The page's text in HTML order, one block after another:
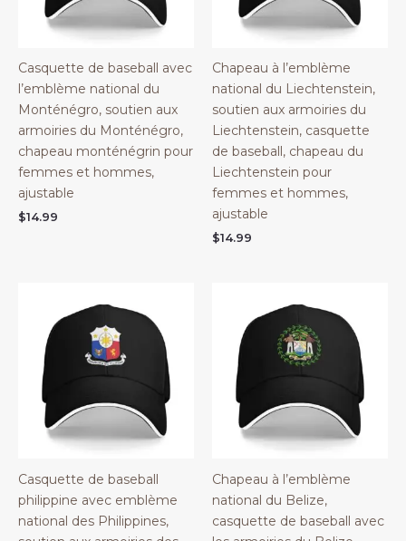
Casquette de baseball avec
l’emblème national du
Monténégro, soutien aux
armoiries du Monténégro,
chapeau monténégrin pour
femmes et hommes,
ajustable
$14.99
Chapeau à l’emblème
national du Liechtenstein,
soutien aux armoiries du
Liechtenstein, casquette
de baseball, chapeau du
Liechtenstein pour
femmes et hommes,
ajustable
$14.99
Casquette de baseball
philippine avec emblème
national des Philippines,
Chapeau à l’emblème
national du Belize,
casquette de baseball avec